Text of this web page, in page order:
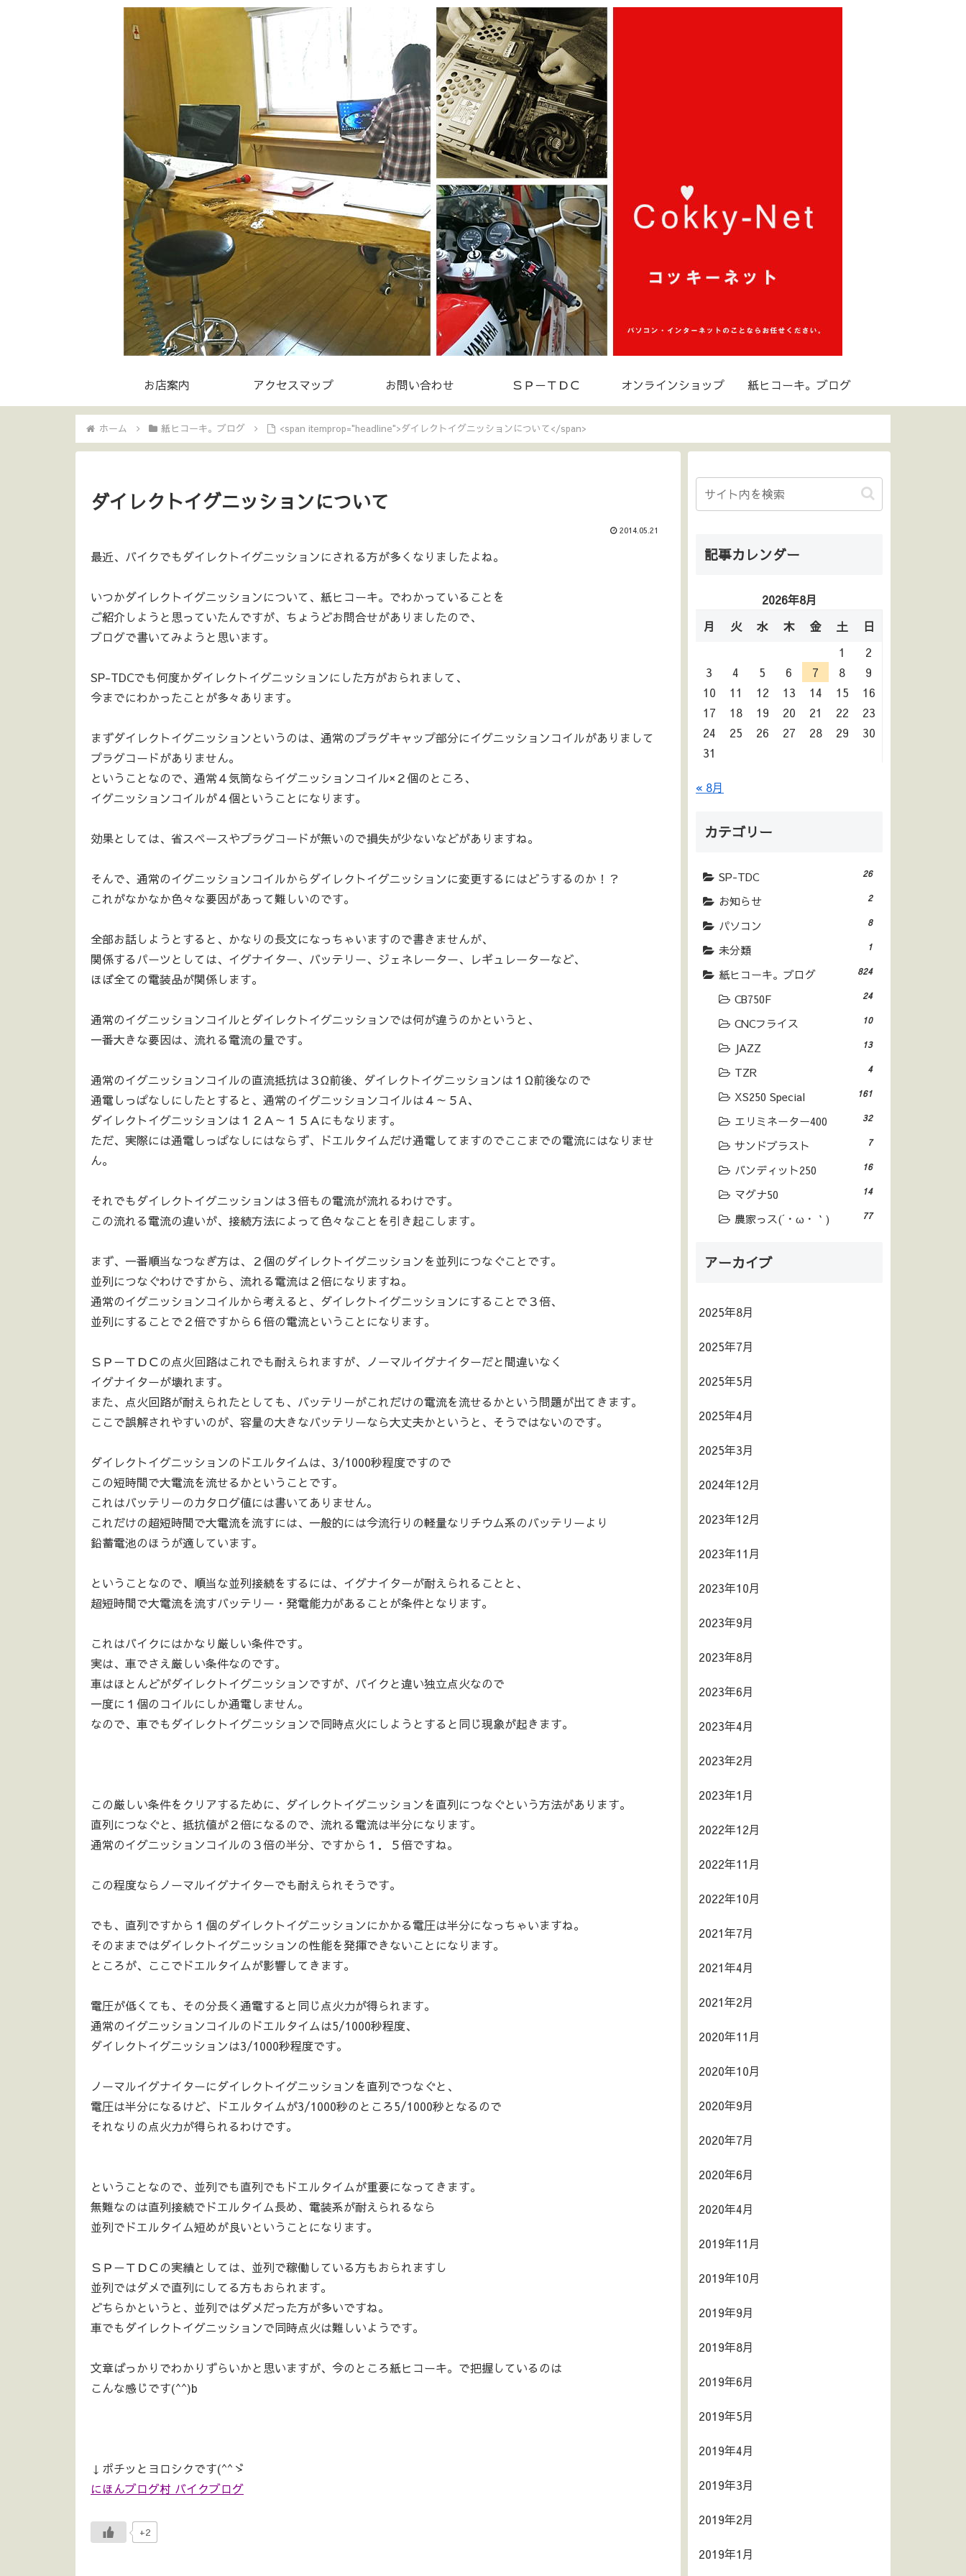
お店案内 アクセスマップ お問い合わせ ＳＰ－ＴＤＣ オンラインショップ 紙ヒコーキ。ブログ
ホーム 紙ヒコーキ。ブログ <span itemprop="headline">ダイレクトイグニッションについて</span>
ダイレクトイグニッションについて
2014.05.21
最近、バイクでもダイレクトイグニッションにされる方が多くなりましたよね。
いつかダイレクトイグニッションについて、紙ヒコーキ。でわかっていることを
ご紹介しようと思っていたんですが、ちょうどお問合せがありましたので、
ブログで書いてみようと思います。
SP-TDCでも何度かダイレクトイグニッションにした方がおられまして、
今までにわかったことが多々あります。
まずダイレクトイグニッションというのは、通常のプラグキャップ部分にイグニッションコイルがありまして
プラグコードがありません。
ということなので、通常４気筒ならイグニッションコイル×２個のところ、
イグニッションコイルが４個ということになります。
効果としては、省スペースやプラグコードが無いので損失が少ないなどがありますね。
そんで、通常のイグニッションコイルからダイレクトイグニッションに変更するにはどうするのか！？
これがなかなか色々な要因があって難しいのです。
全部お話しようとすると、かなりの長文になっちゃいますので書きませんが、
関係するパーツとしては、イグナイター、バッテリー、ジェネレーター、レギュレーターなど、
ほぼ全ての電装品が関係します。
通常のイグニッションコイルとダイレクトイグニッションでは何が違うのかというと、
一番大きな要因は、流れる電流の量です。
通常のイグニッションコイルの直流抵抗は３Ω前後、ダイレクトイグニッションは１Ω前後なので
通電しっぱなしにしたとすると、通常のイグニッションコイルは４～５A、
ダイレクトイグニッションは１２Ａ～１５Ａにもなります。
ただ、実際には通電しっぱなしにはならず、ドエルタイムだけ通電してますのでここまでの電流にはなりませ
ん。
それでもダイレクトイグニッションは３倍もの電流が流れるわけです。
この流れる電流の違いが、接続方法によって色々なことを引き起こします。
まず、一番順当なつなぎ方は、２個のダイレクトイグニッションを並列につなぐことです。
並列につなぐわけですから、流れる電流は２倍になりますね。
通常のイグニッションコイルから考えると、ダイレクトイグニッションにすることで３倍、
並列にすることで２倍ですから６倍の電流ということになります。
ＳＰ－ＴＤＣの点火回路はこれでも耐えられますが、ノーマルイグナイターだと間違いなく
イグナイターが壊れます。
また、点火回路が耐えられたとしても、バッテリーがこれだけの電流を流せるかという問題が出てきます。
ここで誤解されやすいのが、容量の大きなバッテリーなら大丈夫かというと、そうではないのです。
ダイレクトイグニッションのドエルタイムは、3/1000秒程度ですので
この短時間で大電流を流せるかということです。
これはバッテリーのカタログ値には書いてありません。
これだけの超短時間で大電流を流すには、一般的には今流行りの軽量なリチウム系のバッテリーより
鉛蓄電池のほうが適しています。
ということなので、順当な並列接続をするには、イグナイターが耐えられることと、
超短時間で大電流を流すバッテリー・発電能力があることが条件となります。
これはバイクにはかなり厳しい条件です。
実は、車でさえ厳しい条件なのです。
車はほとんどがダイレクトイグニッションですが、バイクと違い独立点火なので
一度に１個のコイルにしか通電しません。
なので、車でもダイレクトイグニッションで同時点火にしようとすると同じ現象が起きます。
この厳しい条件をクリアするために、ダイレクトイグニッションを直列につなぐという方法があります。
直列につなぐと、抵抗値が２倍になるので、流れる電流は半分になります。
通常のイグニッションコイルの３倍の半分、ですから１．５倍ですね。
この程度ならノーマルイグナイターでも耐えられそうです。
でも、直列ですから１個のダイレクトイグニッションにかかる電圧は半分になっちゃいますね。
そのままではダイレクトイグニッションの性能を発揮できないことになります。
ところが、ここでドエルタイムが影響してきます。
電圧が低くても、その分長く通電すると同じ点火力が得られます。
通常のイグニッションコイルのドエルタイムは5/1000秒程度、
ダイレクトイグニッションは3/1000秒程度です。
ノーマルイグナイターにダイレクトイグニッションを直列でつなぐと、
電圧は半分になるけど、ドエルタイムが3/1000秒のところ5/1000秒となるので
それなりの点火力が得られるわけです。
ということなので、並列でも直列でもドエルタイムが重要になってきます。
無難なのは直列接続でドエルタイム長め、電装系が耐えられるなら
並列でドエルタイム短めが良いということになります。
ＳＰ－ＴＤＣの実績としては、並列で稼働している方もおられますし
並列ではダメで直列にしてる方もおられます。
どちらかというと、並列ではダメだった方が多いですね。
車でもダイレクトイグニッションで同時点火は難しいようです。
文章ばっかりでわかりずらいかと思いますが、今のところ紙ヒコーキ。で把握しているのは
こんな感じです(^^)b
↓ポチッとヨロシクです(^^ゞ
にほんブログ村 バイクブログ
+2
記事カレンダー
2026年8月
月
火 水 木 金 土
日
1
2
3
4 5 6 7 8
9
10
11 12 13 14 15
16
17
18 19 20 21 22
23
24
25 26 27 28 29
30
31
« 8月
カテゴリー
SP-TDC 26
お知らせ 2
パソコン 8
未分類 1
紙ヒコーキ。ブログ 824
CB750F 24
CNCフライス 10
JAZZ 13
TZR 4
XS250 Special 161
エリミネーター400 32
サンドブラスト 7
バンディット250 16
マグナ50 14
農家っス(´・ω・｀) 77
アーカイブ
2025年8月
2025年7月
2025年5月
2025年4月
2025年3月
2024年12月
2023年12月
2023年11月
2023年10月
2023年9月
2023年8月
2023年6月
2023年4月
2023年2月
2023年1月
2022年12月
2022年11月
2022年10月
2021年7月
2021年4月
2021年2月
2020年11月
2020年10月
2020年9月
2020年7月
2020年6月
2020年4月
2019年11月
2019年10月
2019年9月
2019年8月
2019年6月
2019年5月
2019年4月
2019年3月
2019年2月
2019年1月